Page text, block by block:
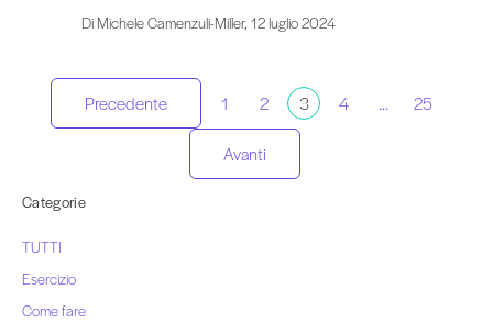
Categorie
TUTTI
Esercizio
Come fare
Di Michele Camenzuli-Miller, 12 luglio 2024
Paginazione
messaggi
Precedente 1 2 3 4 ... 25
Avanti